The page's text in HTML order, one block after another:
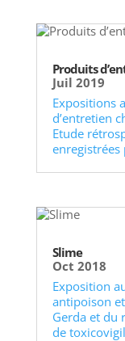
Produits
Juil 2019
Expositions
d’entretien
Etude
enregistrées
Slime
Oct 2018
Exposition
antipoison
Gerda et du
de